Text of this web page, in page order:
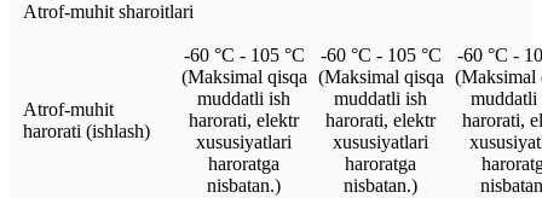
Atrof-muhit sharoitlari
Atrof-muhit
harorati (ishlash)
-60 °C - 105 °C
(Maksimal qisqa
muddatli ish
harorati, elektr
xususiyatlari
haroratga
nisbatan.)
-60 °C - 105 °C
(Maksimal qisqa
muddatli ish
harorati, elektr
xususiyatlari
haroratga
nisbatan.)
-60 °C -
(Maksimal
muddatli
harorati,